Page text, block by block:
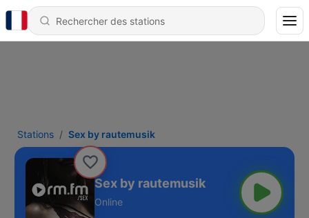
Stations Sex by rautemusik
Sex by rautemusik
Online